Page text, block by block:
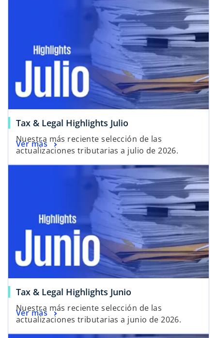
Tax & Legal Highlights Julio
Nuestra más reciente selección de las
actualizaciones tributarias a julio de 2026.
Ver más
Tax & Legal Highlights Junio
Nuestra más reciente selección de las
actualizaciones tributarias a junio de 2026.
Ver más